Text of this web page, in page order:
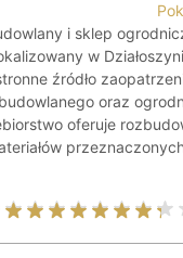
i sklep
w
źródło
oraz
oferuje